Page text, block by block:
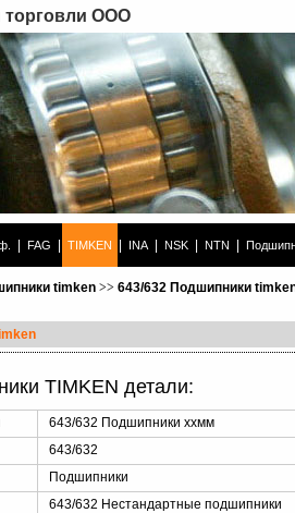
торговли ООО
FAG TIMKEN INA NSK NTN
timken >> 643/632 Подшипники
TIMKEN детали:
643/632 Подшипники xxмм
643/632
Подшипники
643/632 Нестандартные подшипники